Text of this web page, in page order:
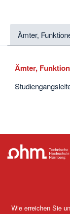
Ämter,
Ämter,
Wie erreichen Sie